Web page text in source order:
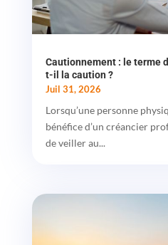
Cautionnement : le terme
t-il la caution ?
Juil 31, 2026
Lorsqu’une personne
bénéfice d’un créancier
de veiller au...